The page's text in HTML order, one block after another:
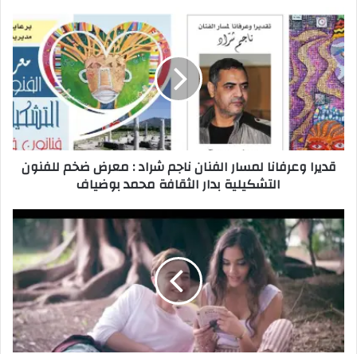
د
ك
ا
ل
إ
ل
ك
ت
ر
قديرا وعرفانا لمسار الفنان ناجم شراد : معرض ضخم للفنون
التشكيلية بدار الثقافة محمد بوضياف